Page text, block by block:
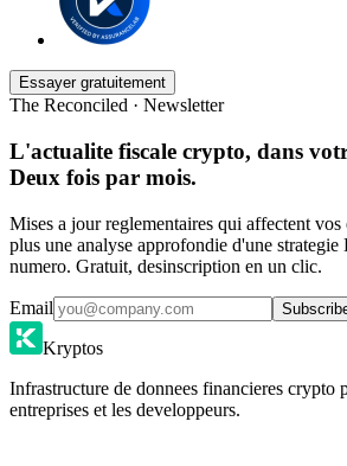
Essayer gratuitement
The Reconciled · Newsletter
L'actualite fiscale crypto, dans
Deux fois par mois.
Mises a jour reglementaires qui affectent
plus une analyse approfondie d'une
numero. Gratuit, desinscription en un clic.
Email
Kryptos
Infrastructure de donnees financieres crypto
entreprises et les developpeurs.